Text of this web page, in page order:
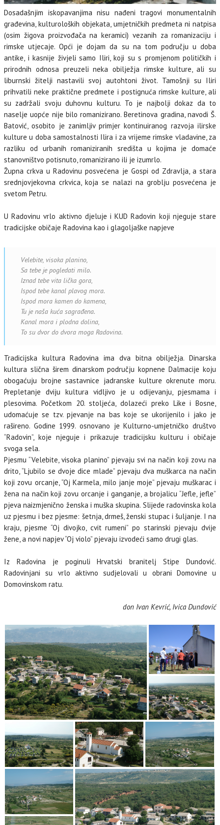
Dosadašnjim iskopavanjima nisu nađeni tragovi monumentalnih
građevina, kulturoloških objekata, umjetničkih predmeta ni natpisa
(osim žigova proizvođača na keramici) vezanih za romanizaciju i
rimske utjecaje. Opći je dojam da su na tom području u doba
antike, i kasnije živjeli samo Iliri, koji su s promjenom političkih i
prirodnih odnosa preuzeli neka obilježja rimske kulture, ali su
liburnski žitelji nastavili svoj autohtoni život. Tamošnji su Iliri
prihvatili neke praktične predmete i postignuća rimske kulture, ali
su zadržali svoju duhovnu kulturu. To je najbolji dokaz da to
naselje uopće nije bilo romanizirano. Beretinova gradina, navodi Š.
Batović, osobito je zanimljiv primjer kontinuiranog razvoja ilirske
kulture u doba samostalnosti Ilira i za vrijeme rimske vladavine, za
razliku od urbanih romaniziranih središta u kojima je domaće
stanovništvo potisnuto, romanizirano ili je izumrlo.
Župna crkva u Radovinu posvećena je Gospi od Zdravlja, a stara
srednjovjekovna crkvica, koja se nalazi na groblju posvećena je
svetom Petru.
U Radovinu vrlo aktivno djeluje i KUD Radovin koji njeguje stare
tradicijske običaje Radovina kao i glagoljaške napjeve
Velebite, visoka planino,
Sa tebe je pogledati milo.
Iznad tebe vita lička gora,
Ispod tebe kanal plavog mora.
Ispod mora kamen do kamena,
Tu je naša kuća sagrađena.
Kanal mora i plodna dolina,
To su dvor do dvora moga Radovina.
Tradicijska kultura Radovina ima dva bitna obilježja. Dinarska
kultura slična širem dinarskom području kopnene Dalmacije koju
obogaćuju brojne sastavnice jadranske kulture okrenute moru.
Prepletanje dviju kultura vidljivo je u odijevanju, pjesmama i
plesovima. Početkom 20. stoljeća, dolazeći preko Like i Bosne,
udomaćuje se tzv. pjevanje na bas koje se ukorijenilo i jako je
rašireno. Godine 1999. osnovano je Kulturno-umjetničko društvo
“Radovin”, koje njeguje i prikazuje tradicijsku kulturu i običaje
svoga sela.
Pjesmu “Velebite, visoka planino” pjevaju svi na način koji zovu na
drito, “Ljubilo se dvoje dice mlade” pjevaju dva muškarca na način
koji zovu orcanje, “Oj Karmela, milo janje moje” pjevaju muškarac i
žena na način koji zovu orcanje i ganganje, a brojalicu “Jefle, jefle”
pjeva naizmjenično ženska i muška skupina. Slijede radovinska kola
uz pjesmu i bez pjesme: šetnja, drmeš, ženski stupac i šuljanje. I na
kraju, pjesme “Oj divojko, cvit rumeni” po starinski pjevaju dvije
žene, a novi napjev “Oj violo” pjevaju izvodeći samo drugi glas.
Iz Radovina je poginuli Hrvatski branitelj Stipe Dundović.
Radovinjani su vrlo aktivno sudjelovali u obrani Domovine u
Domovinskom ratu.
don Ivan Kevrić, Ivica Dundović